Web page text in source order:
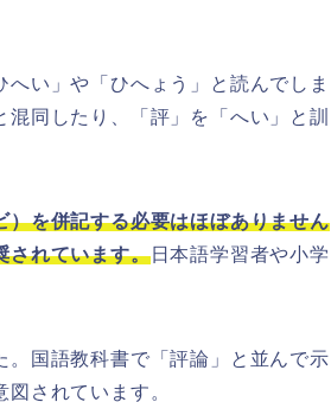
い」や「ひへょう」と読んでしま
同したり、「評」を「へい」と訓
を併記する必要はほぼありません
されています。日本語学習者や小学
国語教科書で「評論」と並んで示
されています。